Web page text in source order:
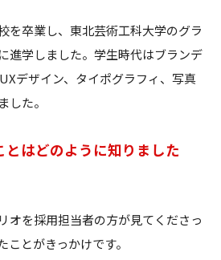
を卒業し、東北芸術工科大学のグラ
進学しました。学生時代はブランデ
デザイン、タイポグラフィ、写真
した。
はどのように知りました
オを採用担当者の方が見てくださっ
とがきっかけです。